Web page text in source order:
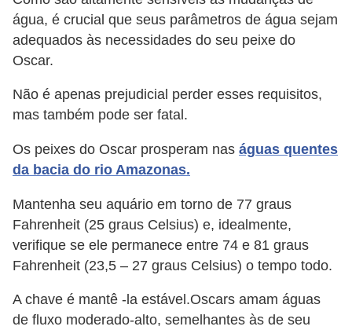
água, é crucial que seus parâmetros de água sejam
adequados às necessidades do seu peixe do
Oscar.
Não é apenas prejudicial perder esses requisitos,
mas também pode ser fatal.
Os peixes do Oscar prosperam nas águas quentes
da bacia do rio Amazonas.
Mantenha seu aquário em torno de 77 graus
Fahrenheit (25 graus Celsius) e, idealmente,
verifique se ele permanece entre 74 e 81 graus
Fahrenheit (23,5 – 27 graus Celsius) o tempo todo.
A chave é mantê -la estável.Oscars amam águas
de fluxo moderado-alto, semelhantes às de seu